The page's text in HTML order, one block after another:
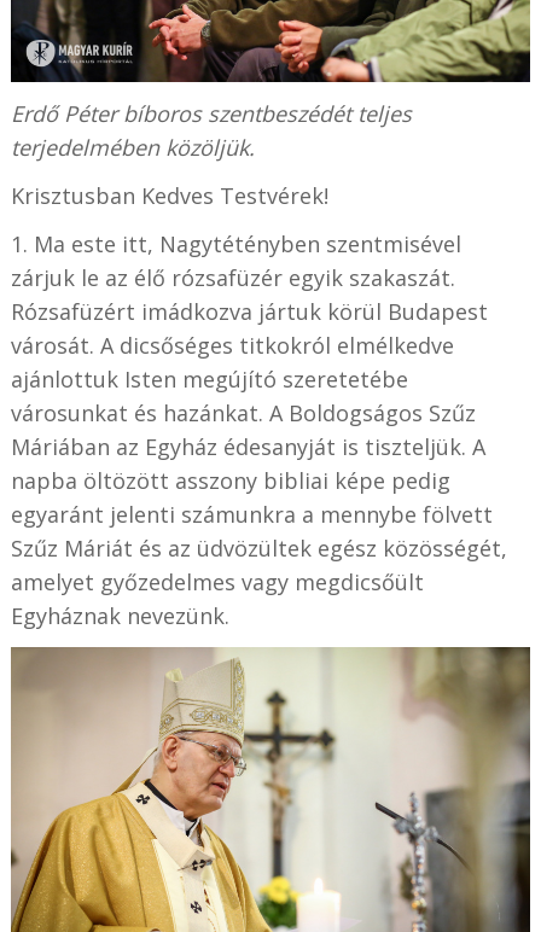
Erdő Péter bíboros szentbeszédét teljes
terjedelmében közöljük.
Krisztusban Kedves Testvérek!
1. Ma este itt, Nagytétényben szentmisével
zárjuk le az élő rózsafüzér egyik szakaszát.
Rózsafüzért imádkozva jártuk körül Budapest
városát. A dicsőséges titkokról elmélkedve
ajánlottuk Isten megújító szeretetébe
városunkat és hazánkat. A Boldogságos Szűz
Máriában az Egyház édesanyját is tiszteljük. A
napba öltözött asszony bibliai képe pedig
egyaránt jelenti számunkra a mennybe fölvett
Szűz Máriát és az üdvözültek egész közösségét,
amelyet győzedelmes vagy megdicsőült
Egyháznak nevezünk.